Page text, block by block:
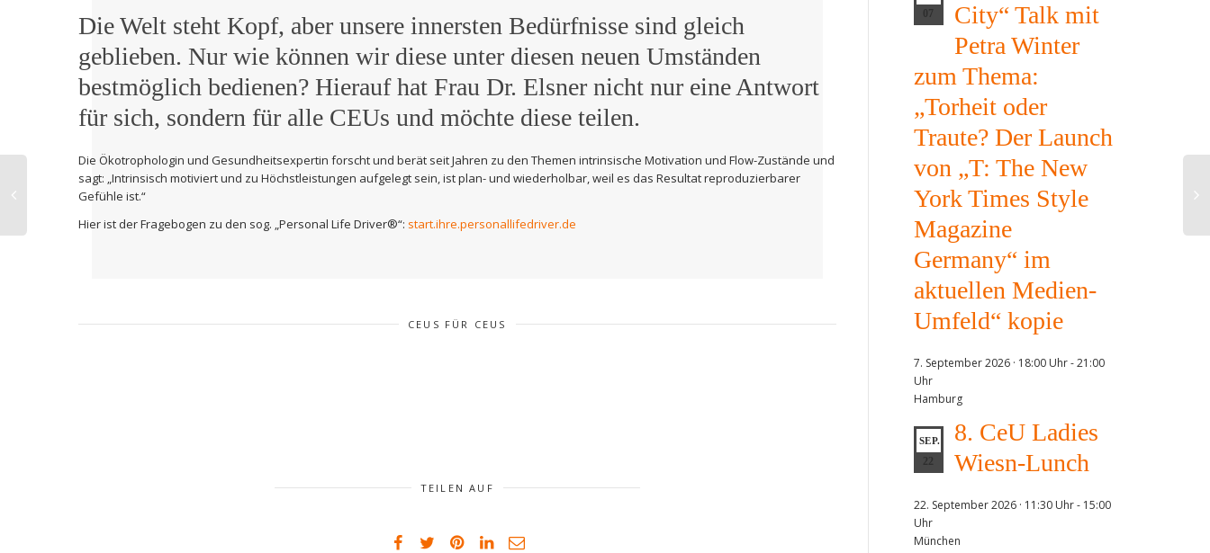
Die Welt steht Kopf, aber unsere innersten Bedürfnisse sind gleich
geblieben. Nur wie können wir diese unter diesen neuen Umständen
bestmöglich bedienen? Hierauf hat Frau Dr. Elsner nicht nur eine Antwort
für sich, sondern für alle CEUs und möchte diese teilen.
Die Ökotrophologin und Gesundheitsexpertin forscht und berät seit Jahren zu den Themen intrinsische Motivation und Flow-Zustände und
sagt: „Intrinsisch motiviert und zu Höchstleistungen aufgelegt sein, ist plan- und wiederholbar, weil es das Resultat reproduzierbarer
Gefühle ist.“
Hier ist der Fragebogen zu den sog. „Personal Life Driver®“: start.ihre.personallifedriver.de
CEUS FÜR CEUS
TEILEN AUF
07
City“ Talk mit
Petra Winter
zum Thema:
„Torheit oder
Traute? Der Launch
von „T: The New
York Times Style
Magazine
Germany“ im
aktuellen Medien-
Umfeld“ kopie
7. September 2026 · 18:00 Uhr-21:00
Uhr
Hamburg
SEP.
22
8. CeU Ladies
Wiesn-Lunch
22. September 2026 · 11:30 Uhr- 15:00
Uhr
München